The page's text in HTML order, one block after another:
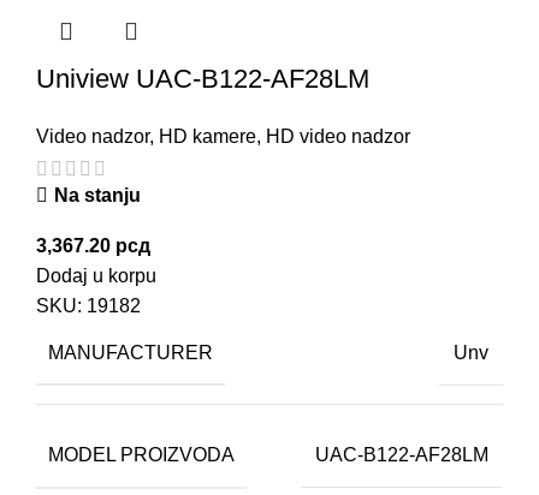
Uniview UAC-B122-AF28LM
Video nadzor, HD kamere, HD video nadzor
Na stanju
3,367.20 рсд
Dodaj u korpu
SKU: 19182
MANUFACTURER Unv
MODEL PROIZVODA UAC-B122-AF28LM